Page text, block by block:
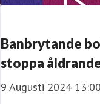
Banbrytande
stoppa
9 Augusti 2024 13:00